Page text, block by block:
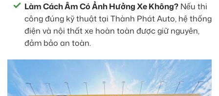
Làm Cách Âm Có Ảnh Hưởng Xe Không? Nếu thi
công đúng kỹ thuật tại Thành Phát Auto, hệ thống
điện và nội thất xe hoàn toàn được giữ nguyên,
đảm bảo an toàn.